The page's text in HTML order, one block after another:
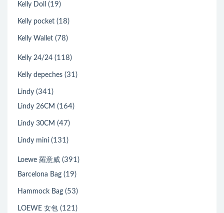
Kelly Doll (19)
Kelly pocket (18)
Kelly Wallet (78)
Kelly 24/24 (118)
Kelly depeches (31)
Lindy (341)
Lindy 26CM (164)
Lindy 30CM (47)
Lindy mini (131)
Loewe 羅意威 (391)
Barcelona Bag (19)
Hammock Bag (53)
LOEWE 女包 (121)